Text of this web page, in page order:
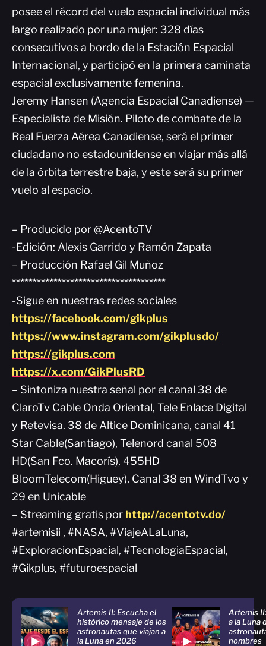
posee el récord del vuelo espacial individual más
largo realizado por una mujer: 328 días
consecutivos a bordo de la Estación Espacial
Internacional, y participó en la primera caminata
espacial exclusivamente femenina.
Jeremy Hansen (Agencia Espacial Canadiense) —
Especialista de Misión. Piloto de combate de la
Real Fuerza Aérea Canadiense, será el primer
ciudadano no estadounidense en viajar más allá
de la órbita terrestre baja, y este será su primer
vuelo al espacio.
– Producido por @AcentoTV
-Edición: Alexis Garrido y Ramón Zapata
– Producción Rafael Gil Muñoz
*************************************
-Sigue en nuestras redes sociales
https://facebook.com/gikplus
https://www.instagram.com/gikplusdo/
https://gikplus.com
https://x.com/GikPlusRD
– Sintoniza nuestra señal por el canal 38 de
ClaroTv Cable Onda Oriental, Tele Enlace Digital
y Retevisa. 38 de Altice Dominicana, canal 41
Star Cable(Santiago), Telenord canal 508
HD(San Fco. Macorís), 455HD
BloomTelecom(Higuey), Canal 38 en WindTvo y
29 en Unicable
– Streaming gratis por http://acentotv.do/
#artemisii , #NASA, #ViajeALaLuna,
#ExploracionEspacial, #TecnologiaEspacial,
#Gikplus, #futuroespacial
Artemis II: Escucha el
histórico mensaje de los
astronautas que viajan a
la Luna en 2026
Artemis
a la Luna
nombres